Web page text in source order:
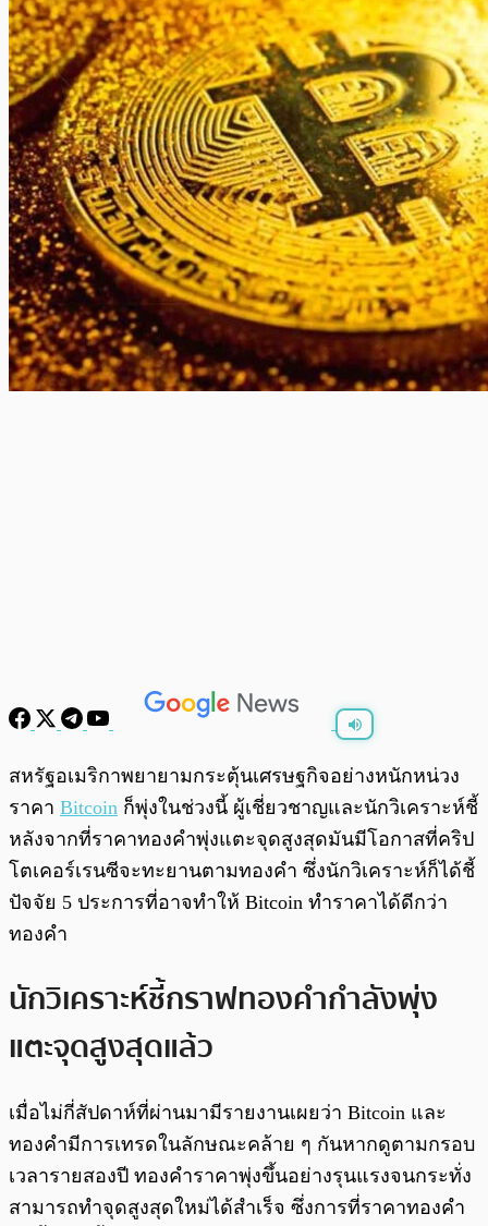
พร้อมเล่น 0:00/ 0:00
สหรัฐอเมริกาพยายามกระตุ้นเศรษฐกิจอย่างหนักหน่วง
ราคา Bitcoin ก็พุ่งในช่วงนี้ ผู้เชี่ยวชาญและนักวิเคราะห์ชี้
หลังจากที่ราคาทองคำพุ่งแตะจุดสูงสุดมันมีโอกาสที่คริป
โตเคอร์เรนซีจะทะยานตามทองคำ ซึ่งนักวิเคราะห์ก็ได้ชี้
ปัจจัย 5 ประการที่อาจทำให้ Bitcoin ทำราคาได้ดีกว่า
ทองคำ
นักวิเคราะห์ชี้กราฟทองคำกำลังพุ่ง
แตะจุดสูงสุดแล้ว
เมื่อไม่กี่สัปดาห์ที่ผ่านมามีรายงานเผยว่า Bitcoin และ
ทองคำมีการเทรดในลักษณะคล้าย ๆ กันหากดูตามกรอบ
เวลารายสองปี ทองคำราคาพุ่งขึ้นอย่างรุนแรงจนกระทั่ง
สามารถทำจุดสูงสุดใหม่ได้สำเร็จ ซึ่งการที่ราคาทองคำ